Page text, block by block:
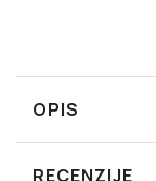
OPIS
RECENZIJE